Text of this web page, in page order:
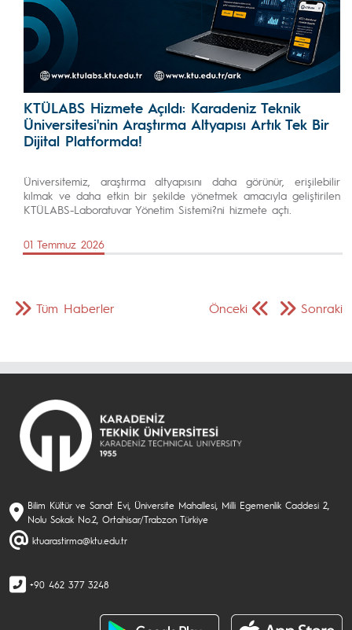
KTÜLABS Hizmete Açıldı: Karadeniz Teknik
Üniversitesi'nin Araştırma Altyapısı Artık Tek Bir
Dijital Platformda!
Üniversitemiz, araştırma altyapısını daha görünür, erişilebilir
kılmak ve daha etkin bir şekilde yönetmek amacıyla geliştirilen
KTÜLABS-Laboratuvar Yönetim Sistemi?ni hizmete açtı.
01 Temmuz 2026
Önceki Sonraki
Tüm Haberler
Bilim Kültür ve Sanat Evi, Üniversite Mahallesi, Milli Egemenlik Caddesi 2,
Nolu Sokak No.2, Ortahisar/Trabzon Türkiye
ktuarastirma@ktu.edu.tr
+90 462 377 3248